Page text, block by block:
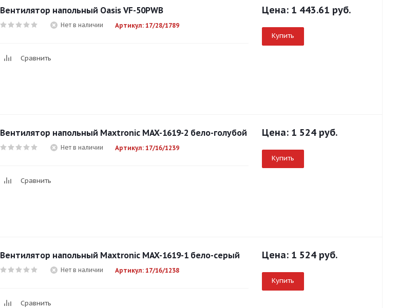
Вентилятор напольный Оasis VF-50PWB
Нет в наличии Артикул: 17/28/1789
Сравнить
Цена: 1 443.61 руб.
Купить
Вентилятор напольный Maxtronic MAX-1619-2 бело-голубой
Нет в наличии Артикул: 17/16/1239
Сравнить
Цена: 1 524 руб.
Купить
Вентилятор напольный Maxtronic MAX-1619-1 бело-серый
Нет в наличии Артикул: 17/16/1238
Сравнить
Цена: 1 524 руб.
Купить